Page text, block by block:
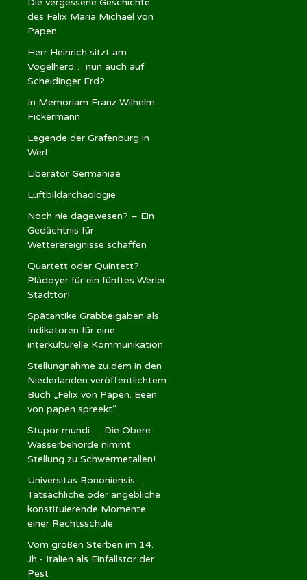
Die vergessene Geschichte
des Felix Maria Michael von
Papen
Herr Heinrich sitzt am
Vogelherd… nun auch auf
Scheidinger Erd?
In Memoriam Franz Wilhelm
Fickermann
Legende der Grafenburg in
Werl
Liberator Germaniae
Luftbildarchäologie
Noch nie dagewesen? – Ein
Gedächtnis für
Wetterereignisse schaffen
Quartett oder Quintett?
Plädoyer für ein fünftes Werler
Stadttor!
Spätantike Grabbeigaben als
Indikatoren für eine
interkulturelle Kommunikation
Stellungnahme zu dem in den
Niederlanden veröffentlichtem
Buch „Felix von Papen. Eeen
von papen spreekt“.
Stupor mundi … Die Obere
Wasserbehörde nimmt
Stellung zu Schwermetallen!
Universitas Bononiensis …
Tatsächliche oder angebliche
konstituierende Momente
einer Rechtsschule
Vom großen Sterben im 14.
Jh.- Italien als Einfallstor der
Pest